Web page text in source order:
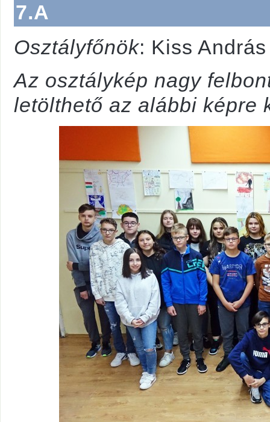
7.A
Osztályfőnök: Kiss András
Az osztálykép nagy
letölthető az alábbi képre